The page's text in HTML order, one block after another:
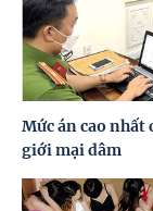
Mức án cao nhất
giới mại dâm